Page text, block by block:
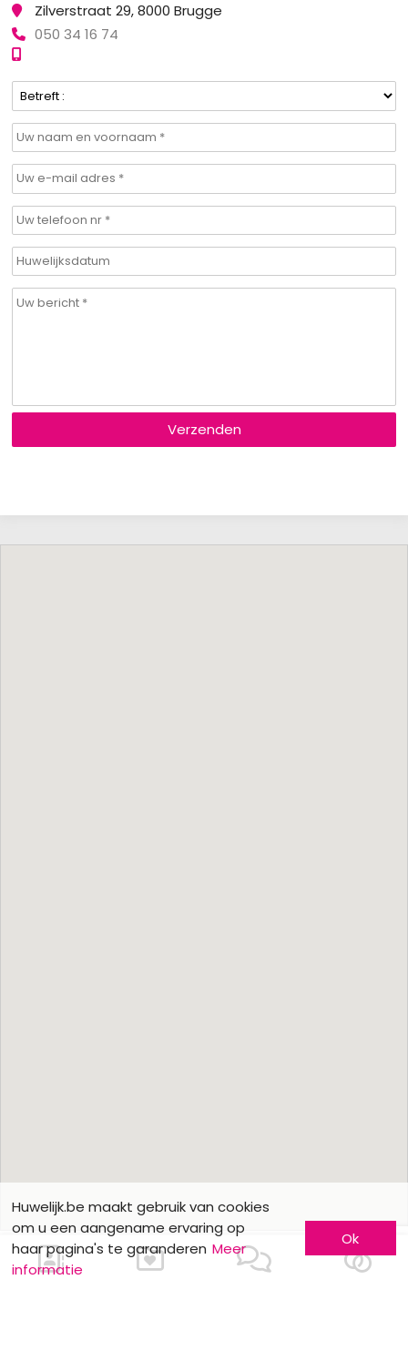
Ons contacteren
Zilverstraat 29, 8000 Brugge
050 34 16 74
Verzenden
Huwelijk.be maakt gebruik van cookies
om u een aangename ervaring op
haar pagina's te garanderen Meer
informatie
Ok